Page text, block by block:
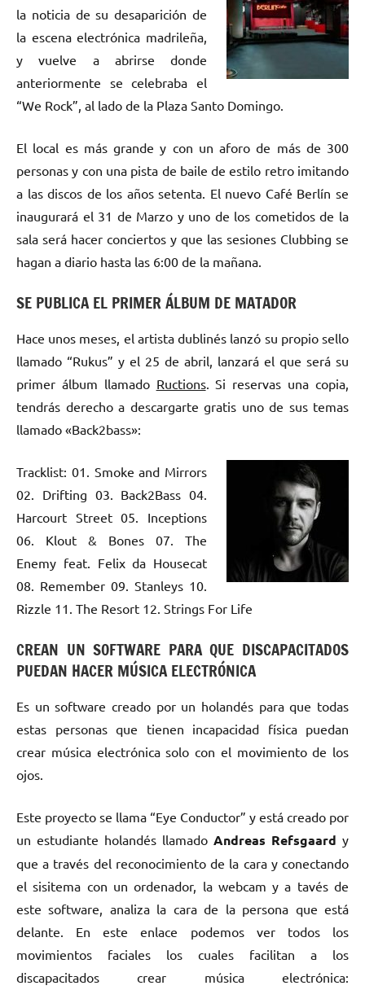
la noticia de su desaparición de
la escena electrónica madrileña,
y vuelve a abrirse donde
anteriormente se celebraba el
“We Rock”, al lado de la Plaza Santo Domingo.
El local es más grande y con un aforo de más de 300
personas y con una pista de baile de estilo retro imitando
a las discos de los años setenta. El nuevo Café Berlín se
inaugurará el 31 de Marzo y uno de los cometidos de la
sala será hacer conciertos y que las sesiones Clubbing se
hagan a diario hasta las 6:00 de la mañana.
SE PUBLICA EL PRIMER ÁLBUM DE MATADOR
Hace unos meses, el artista dublinés lanzó su propio sello
llamado “Rukus” y el 25 de abril, lanzará el que será su
primer álbum llamado Ructions. Si reservas una copia,
tendrás derecho a descargarte gratis uno de sus temas
llamado «Back2bass»:
Tracklist: 01. Smoke and Mirrors
02. Drifting 03. Back2Bass 04.
Harcourt Street 05. Inceptions
06. Klout & Bones 07. The
Enemy feat. Felix da Housecat
08. Remember 09. Stanleys 10.
Rizzle 11. The Resort 12. Strings For Life
CREAN UN SOFTWARE PARA QUE DISCAPACITADOS
PUEDAN HACER MÚSICA ELECTRÓNICA
Es un software creado por un holandés para que todas
estas personas que tienen incapacidad física puedan
crear música electrónica solo con el movimiento de los
ojos.
Este proyecto se llama “Eye Conductor” y está creado por
un estudiante holandés llamado Andreas Refsgaard y
que a través del reconocimiento de la cara y conectando
el sisitema con un ordenador, la webcam y a tavés de
este software, analiza la cara de la persona que está
delante. En este enlace podemos ver todos los
movimientos faciales los cuales facilitan a los
discapacitados crear música electrónica: